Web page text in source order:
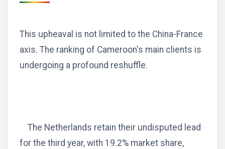
This upheaval is not limited to the China-France
axis. The ranking of Cameroon's main clients is
undergoing a profound reshuffle.
The Netherlands retain their undisputed lead
for the third year, with 19.2% market share,